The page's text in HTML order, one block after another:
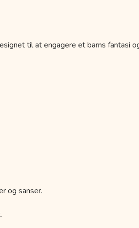
til at engagere et barns fantasi
og sanser.